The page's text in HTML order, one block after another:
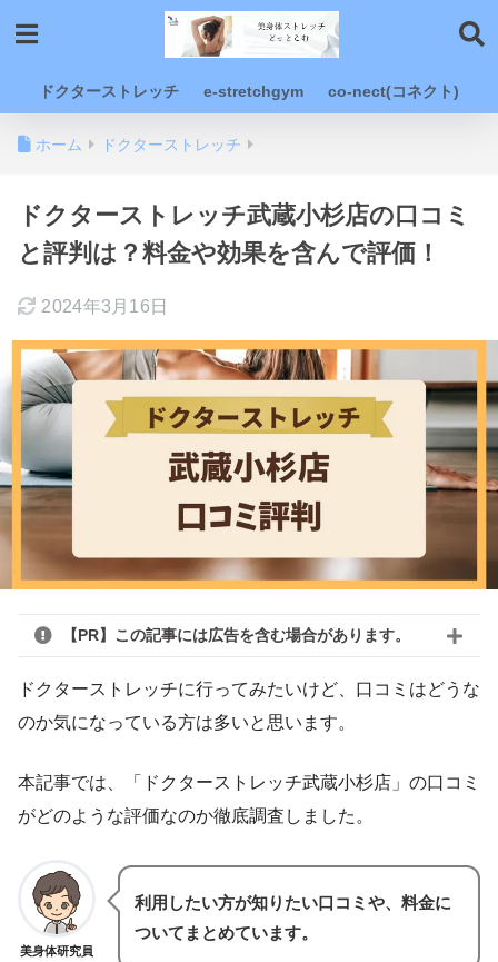
ドクターストレッチ e-stretchgym co-nect(コネクト)
ホーム ドクターストレッチ
ドクターストレッチ武蔵小杉店の口コミ
と評判は？料金や効果を含んで評価！
2024年3月16日
【PR】この記事には広告を含む場合があります。
ドクターストレッチに行ってみたいけど、口コミはどうな
のか気になっている方は多いと思います。
本記事では、「ドクターストレッチ武蔵小杉店」の口コミ
がどのような評価なのか徹底調査しました。
美身体研究員
利用したい方が知りたい口コミや、料金に
ついてまとめています。